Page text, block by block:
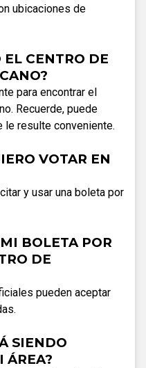
ubicaciones de
EL CENTRO DE
para encontrar el
Recuerde, puede
le resulte conveniente.
VOTAR EN
y usar una boleta por
BOLETA POR
DE
pueden aceptar
SIENDO
ÁREA?